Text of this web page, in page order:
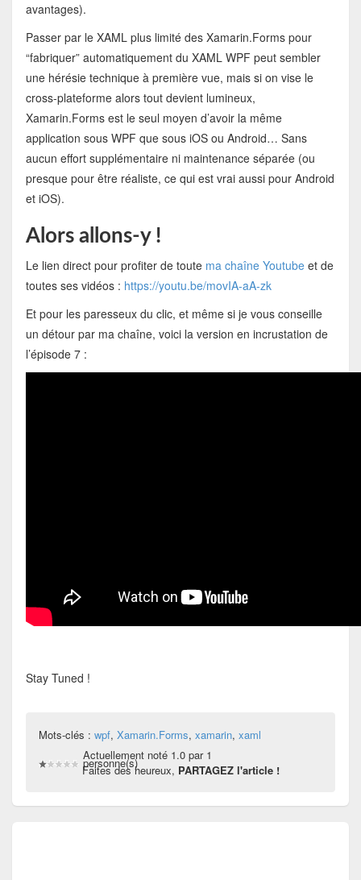
avantages).
Passer par le XAML plus limité des Xamarin.Forms pour
“fabriquer” automatiquement du XAML WPF peut sembler
une hérésie technique à première vue, mais si on vise le
cross-plateforme alors tout devient lumineux,
Xamarin.Forms est le seul moyen d’avoir la même
application sous WPF que sous iOS ou Android… Sans
aucun effort supplémentaire ni maintenance séparée (ou
presque pour être réaliste, ce qui est vrai aussi pour Android
et iOS).
Alors allons-y !
Le lien direct pour profiter de toute ma chaîne Youtubeet de
toutes ses vidéos : https://youtu.be/movIA-aA-zk
Et pour les paresseux du clic, et même si je vous conseille
un détour par ma chaîne, voici la version en incrustation de
l’épisode 7 :
Stay Tuned !
Mots-clés : wpf, Xamarin.Forms, xamarin, xaml
Actuellement noté 1.0 par 1
personne(s)
Faites des heureux, PARTAGEZ l'article !